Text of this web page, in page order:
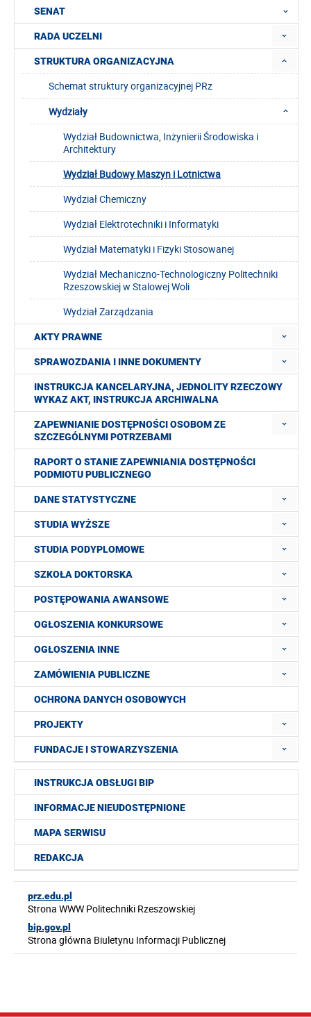
SENAT
RADA UCZELNI
STRUKTURA ORGANIZACYJNA
Schemat struktury organizacyjnej PRz
Wydziały
Wydział Budownictwa, Inżynierii Środowiska i
Architektury
Wydział Budowy Maszyn i Lotnictwa
Wydział Chemiczny
Wydział Elektrotechniki i Informatyki
Wydział Matematyki i Fizyki Stosowanej
Wydział Mechaniczno-Technologiczny Politechniki
Rzeszowskiej w Stalowej Woli
Wydział Zarządzania
AKTY PRAWNE
SPRAWOZDANIA I INNE DOKUMENTY
INSTRUKCJA KANCELARYJNA, JEDNOLITY RZECZOWY
WYKAZ AKT, INSTRUKCJA ARCHIWALNA
ZAPEWNIANIE DOSTĘPNOŚCI OSOBOM ZE
SZCZEGÓLNYMI POTRZEBAMI
RAPORT O STANIE ZAPEWNIANIA DOSTĘPNOŚCI
PODMIOTU PUBLICZNEGO
DANE STATYSTYCZNE
STUDIA WYŻSZE
STUDIA PODYPLOMOWE
SZKOŁA DOKTORSKA
POSTĘPOWANIA AWANSOWE
OGŁOSZENIA KONKURSOWE
OGŁOSZENIA INNE
ZAMÓWIENIA PUBLICZNE
OCHRONA DANYCH OSOBOWYCH
PROJEKTY
FUNDACJE I STOWARZYSZENIA
INSTRUKCJA OBSŁUGI BIP
INFORMACJE NIEUDOSTĘPNIONE
MAPA SERWISU
REDAKCJA
prz.edu.pl
Strona WWW Politechniki Rzeszowskiej
bip.gov.pl
Strona główna Biuletynu Informacji Publicznej